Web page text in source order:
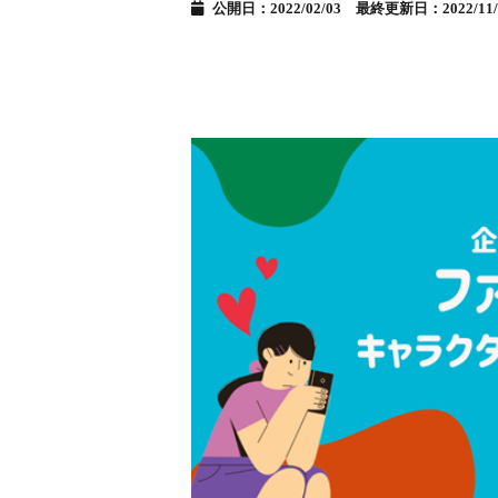
公開日：2022/02/03 最終更新日：2022/